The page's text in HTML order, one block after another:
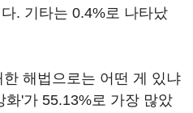
. 기타는 0.4%로 나타났
해법으로는 어떤 게 있냐
화'가 55.13%로 가장 많았